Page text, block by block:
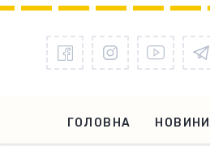
ГОЛОВНА НОВИНИ